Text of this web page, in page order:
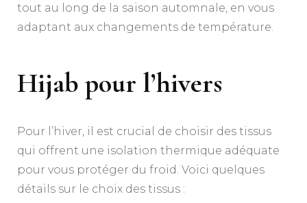
tout au long de la saison automnale, en vous
adaptant aux changements de température.
Hijab pour l’hivers
Pour l’hiver, il est crucial de choisir des tissus
qui offrent une isolation thermique adéquate
pour vous protéger du froid. Voici quelques
détails sur le choix des tissus :